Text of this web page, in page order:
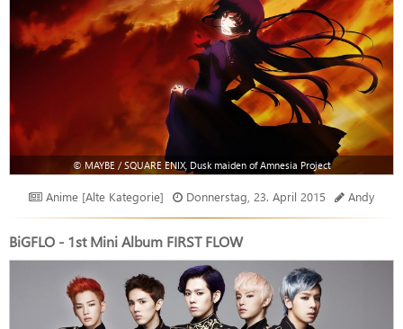
© MAYBE / SQUARE ENIX, Dusk maiden of Amnesia Project
Anime [Alte Kategorie] Donnerstag, 23. April 2015 Andy
BiGFLO - 1st Mini Album FIRST FLOW